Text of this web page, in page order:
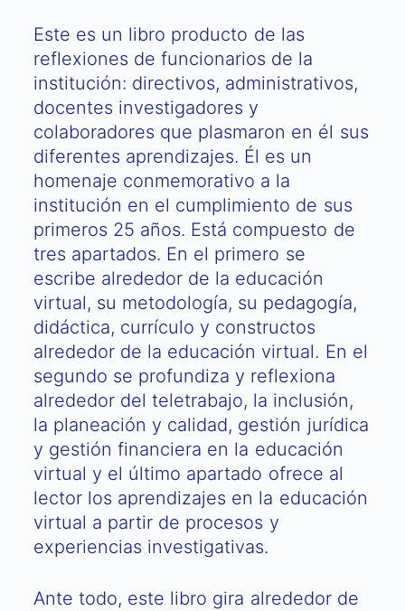
Este es un libro producto de las
reflexiones de funcionarios de la
institución: directivos, administrativos,
docentes investigadores y
colaboradores que plasmaron en él sus
diferentes aprendizajes. Él es un
homenaje conmemorativo a la
institución en el cumplimiento de sus
primeros 25 años. Está compuesto de
tres apartados. En el primero se
escribe alrededor de la educación
virtual, su metodología, su pedagogía,
didáctica, currículo y constructos
alrededor de la educación virtual. En el
segundo se profundiza y reflexiona
alrededor del teletrabajo, la inclusión,
la planeación y calidad, gestión jurídica
y gestión financiera en la educación
virtual y el último apartado ofrece al
lector los aprendizajes en la educación
virtual a partir de procesos y
experiencias investigativas.
Ante todo, este libro gira alrededor de